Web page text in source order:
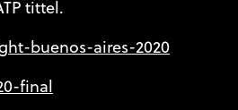
tittel.
buenos-aires-2020
final